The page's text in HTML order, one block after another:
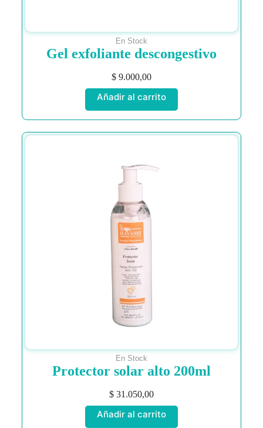
En Stock
Gel exfoliante descongestivo
$9.000,00
Añadir al carrito
En Stock
Protector solar alto 200ml
$31.050,00
Añadir al carrito